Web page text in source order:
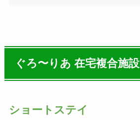
ぐろ〜りあ 在宅複合施設
ショートステイ